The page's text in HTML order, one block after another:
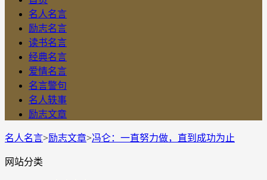
名人名言
励志名言
读书名言
经典名言
爱情名言
名言警句
名人轶事
励志文章
名人名言>励志文章>冯仑：一直努力做，直到成功为止
网站分类